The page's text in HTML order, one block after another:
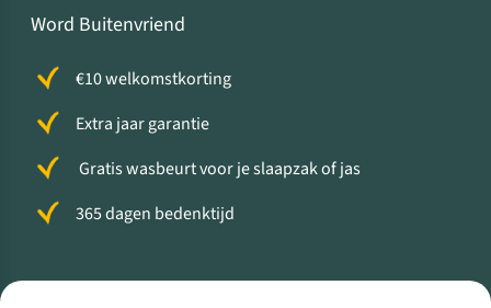
Word Buitenvriend
€10 welkomstkorting
Extra jaar garantie
Gratis wasbeurt voor je slaapzak of jas
365 dagen bedenktijd